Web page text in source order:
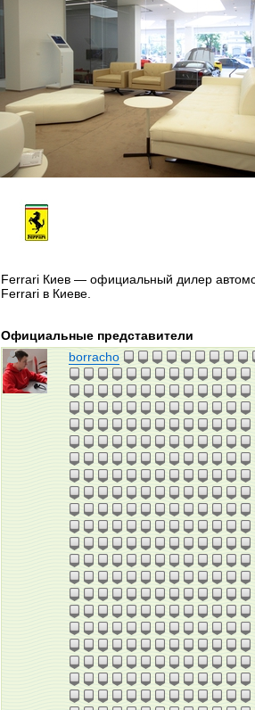
Ferrari Киев — официальный дилер
Ferrari в Киеве.
Официальные представители
borracho